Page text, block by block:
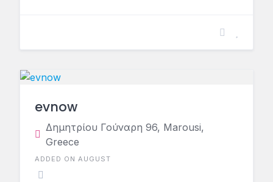
evnow
Δημητρίου Γούναρη 96, Marousi,
Greece
ADDED ON AUGUST